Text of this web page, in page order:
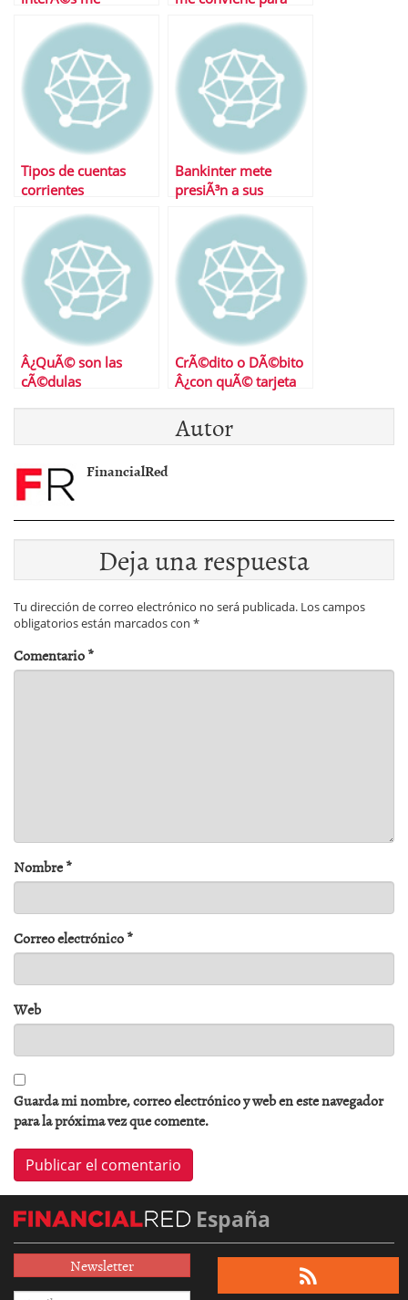
contratar una cuenta
remunerada?
deposito?
Tipos de cuentas
corrientes
Bankinter mete
presiÃ³n a sus
cuenta nÃ³mina
Â¿QuÃ© son las
cÃ©dulas
CrÃ©dito o DÃ©bito
Â¿con quÃ© tarjeta
Autor
FinancialRed
Deja una respuesta
Tu dirección de correo electrónico no será publicada. Los campos
obligatorios están marcados con *
Comentario*
Nombre*
Correo electrónico*
Web
Guarda mi nombre, correo electrónico y web en este navegador
para la próxima vez que comente.
España
Newsletter